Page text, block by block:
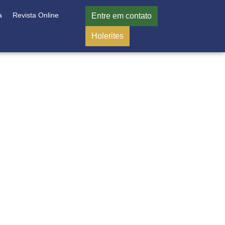
Revista Online Entre em contato
Holerites